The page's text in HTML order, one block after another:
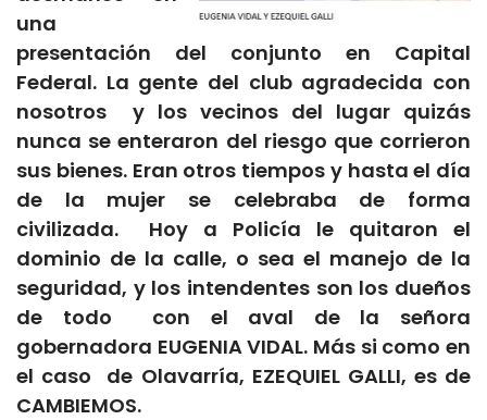
una
presentación del conjunto en Capital
Federal. La gente del club agradecida con
nosotros y los vecinos del lugar quizás
nunca se enteraron del riesgo que corrieron
sus bienes. Eran otros tiempos y hasta el día
de la mujer se celebraba de forma
civilizada. Hoy a Policía le quitaron el
dominio de la calle, o sea el manejo de la
seguridad, y los intendentes son los dueños
de todo con el aval de la señora
gobernadora EUGENIA VIDAL. Más si como en
el caso de Olavarría, EZEQUIEL GALLI, es de
CAMBIEMOS.